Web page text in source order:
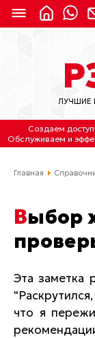
ЛУЧШИЕ
Создаем
Обслуживаем и
Главная
Выбор хостинга - семь раз
Эта заметка
что я